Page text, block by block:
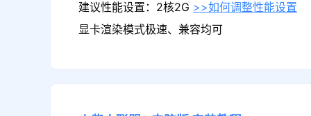
建议性能设置：2核2G >>如何调整性能设置
显卡渲染模式极速、兼容均可